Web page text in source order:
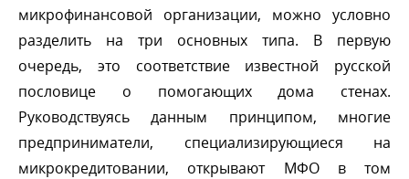
микрофинансовой организации, можно условно
разделить на три основных типа. В первую
очередь, это соответствие известной русской
пословице о помогающих дома стенах.
Руководствуясь данным принципом, многие
предприниматели, специализирующиеся на
микрокредитовании, открывают МФО в том